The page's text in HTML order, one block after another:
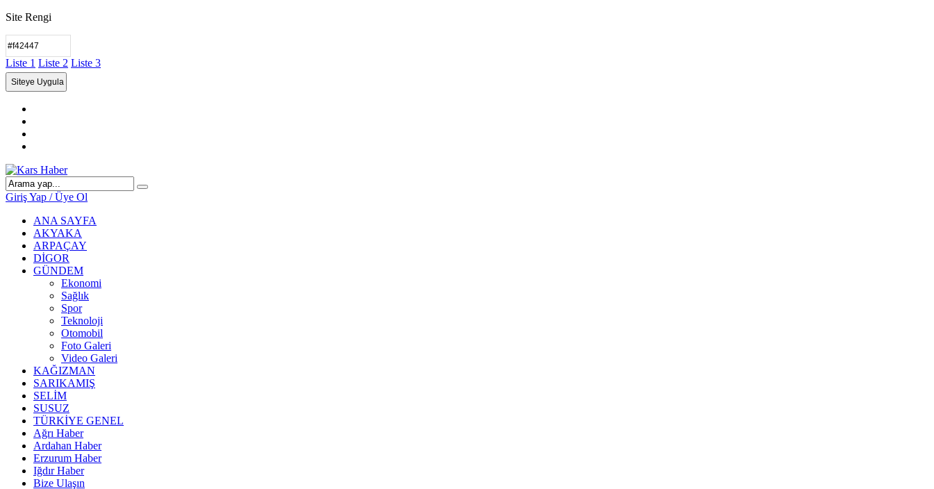
Site Rengi
Liste 1 Liste 2 Liste 3
Giriş Yap / Üye Ol
ANA SAYFA
AKYAKA
ARPAÇAY
DİGOR
GÜNDEM
Ekonomi
Sağlık
Spor
Teknoloji
Otomobil
Foto Galeri
Video Galeri
KAĞIZMAN
SARIKAMIŞ
SELİM
SUSUZ
TÜRKİYE GENEL
Ağrı Haber
Ardahan Haber
Erzurum Haber
Iğdır Haber
Bize Ulaşın